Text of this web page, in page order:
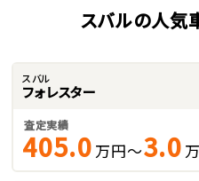
スバルの人気
スバル
フォレスター
査定実績
405.0 万円～3.0